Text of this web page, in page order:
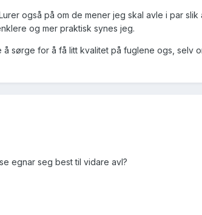
også på om de mener jeg skal avle i par slik
og mer praktisk synes jeg.
sørge for å få litt kvalitet på fuglene ogs, selv
egnar seg best til vidare avl?